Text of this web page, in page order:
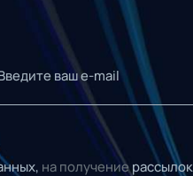
на получениерассылок